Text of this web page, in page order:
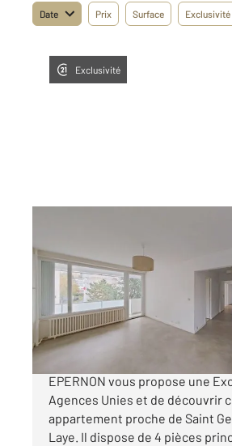
Date Prix Surface Exclusivité
Exclusivité
Ref : 2997
Appartement F4 à vendre
338 000 €
Votre agence Century 21
EPERNON vous propose une
Agences Unies et de découvrir
appartement proche de Saint
Laye. Il dispose de 4 pièces